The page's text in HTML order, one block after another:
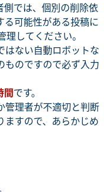
側では、個別の削除依
可能性がある投稿に
してください。
はない自動ロボットな
ものですので必ず入力
間です。
管理者が不適切と判断
ますので、あらかじめ